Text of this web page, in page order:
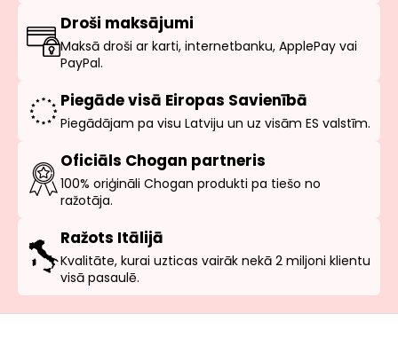
Droši maksājumi
Maksā droši ar karti, internetbanku, ApplePay vai
PayPal.
Piegāde visā Eiropas Savienībā
Piegādājam pa visu Latviju un uz visām ES valstīm.
Oficiāls Chogan partneris
100% oriģināli Chogan produkti pa tiešo no
ražotāja.
Ražots Itālijā
Kvalitāte, kurai uzticas vairāk nekā 2 miljoni klientu
visā pasaulē.